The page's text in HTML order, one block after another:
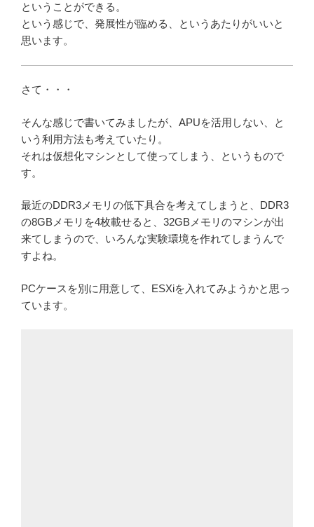
ということができる。
という感じで、発展性が臨める、というあたりがいいと
思います。
さて・・・
そんな感じで書いてみましたが、APUを活用しない、と
いう利用方法も考えていたり。
それは仮想化マシンとして使ってしまう、というもので
す。
最近のDDR3メモリの低下具合を考えてしまうと、DDR3
の8GBメモリを4枚載せると、32GBメモリのマシンが出
来てしまうので、いろんな実験環境を作れてしまうんで
すよね。
PCケースを別に用意して、ESXiを入れてみようかと思っ
ています。